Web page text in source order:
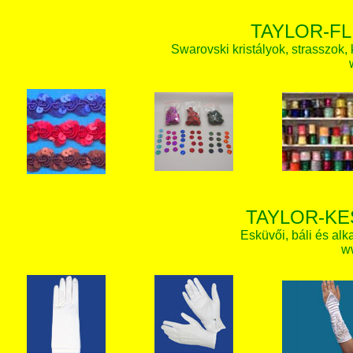
TAYLOR-
Swarovski kristályok,
TAYLOR-
Esküvői, báli és